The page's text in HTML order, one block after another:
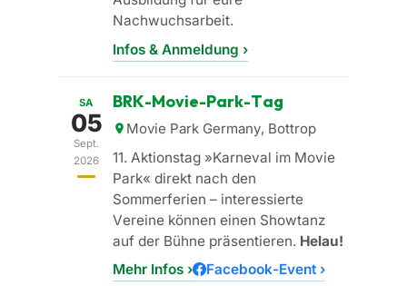
Nachwuchsarbeit.
Infos & Anmeldung ›
SA
05
Sept.
2026
BRK-Movie-Park-Tag
Movie Park Germany, Bottrop
11. Aktionstag »Karneval im Movie
Park« direkt nach den
Sommerferien – interessierte
Vereine können einen Showtanz
auf der Bühne präsentieren. Helau!
Mehr Infos ›
Facebook-Event ›